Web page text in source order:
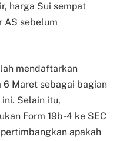
harga Sui sempat
AS sebelum
mendaftarkan
6 Maret sebagai bagian
Selain itu,
Form 19b-4 ke SEC
apakah